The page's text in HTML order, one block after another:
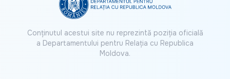
Conținutul acestui site nu reprezintă poziția oficială
a Departamentului pentru Relația cu Republica
Moldova.